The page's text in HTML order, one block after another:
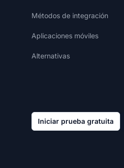
Métodos de integración
Aplicaciones móviles
Alternativas
Iniciar prueba gratuita